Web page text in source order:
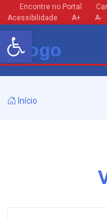
Barra de Ferramentas Aberta
Encontre no Portal
Acessibilidade
A+ A-
Início